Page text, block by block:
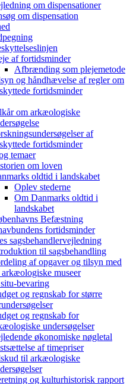
om dispensationer
om dispensation
af fortidsminder
Afbrænding som plejemetode
og håndhævelse af regler om
fortidsminder
om arkæologiske
af
fortidsminder
temaer
om loven
oldtid i landskabet
Oplev stederne
Om Danmarks oldtid i
landskabet
Befæstning
fortidsminder
sagsbehandlervejledning
til sagsbehandling
af opgaver og tilsyn med
arkæologiske museer
bevaring
og regnskab for større
og regnskab for
undersøgelser
økonomiske nøgletal
af timepriser
til arkæologiske
og kulturhistorisk rapport